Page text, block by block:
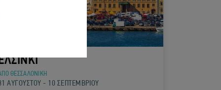
ΘΕΣΣΑΛΟΝΙΚΗ
ΑΥΓΟΥΣΤΟΥ - 10 ΣΕΠΤΕΜΒΡΙΟΥ